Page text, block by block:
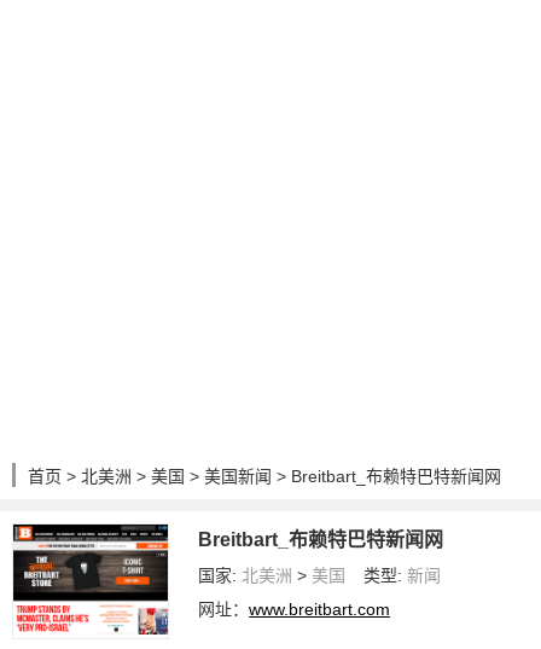
首页 > 北美洲 > 美国 > 美国新闻 > Breitbart_布赖特巴特新闻网
Breitbart_布赖特巴特新闻网
国家: 北美洲 > 美国 类型: 新闻
网址：www.breitbart.com